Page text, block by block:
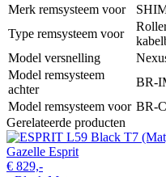
Merk remsysteem voor
Type remsysteem voor
Model versnelling
Model remsysteem
achter
BR-
Model remsysteem voor BR-
Gerelateerde producten
Gazelle Esprit
€ 829,-